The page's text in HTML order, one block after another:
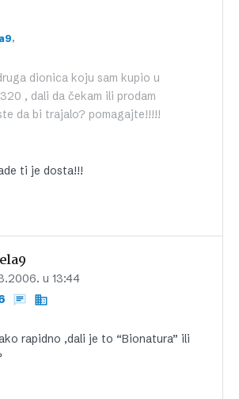
,
dionica koju sam kupio u
, dali da čekam ili prodam
da bi trajalo? pomagajte!!!!!
ti je dosta!!!
u 13:44
rapidno ,dali je to “Bionatura” ili